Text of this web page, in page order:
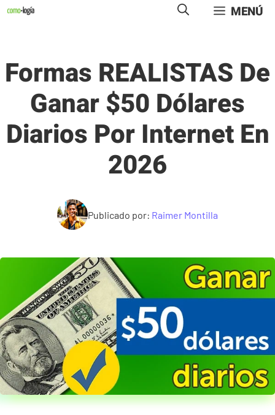
Saltar
MENÚ
Formas REALISTAS De
Ganar $50 Dólares
Diarios Por Internet En
2026
Publicado por: Raimer Montilla